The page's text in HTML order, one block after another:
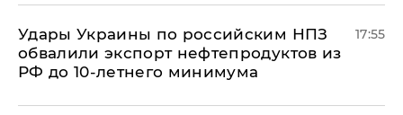
Удары Украины по российским НПЗ
обвалили экспорт нефтепродуктов из
РФ до 10-летнего минимума
17:55